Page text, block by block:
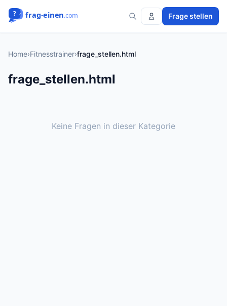
Frage stellen
Home›Fitnesstrainer›frage_stellen.html
frage_stellen.html
Keine Fragen in dieser Kategorie